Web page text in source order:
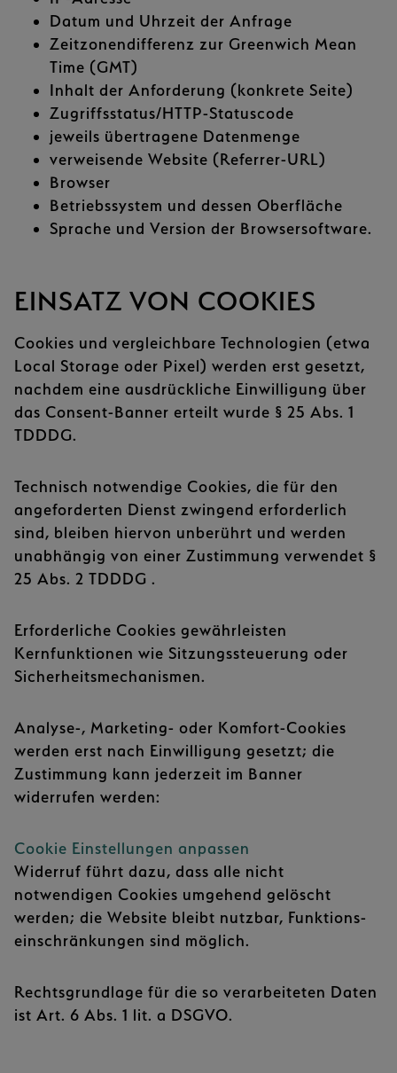
Datum und Uhrzeit der Anfrage
Zeitzonendifferenz zur Greenwich Mean
Time (GMT)
Inhalt der Anforderung (konkrete Seite)
Zugriffsstatus/HTTP-Statuscode
jeweils übertragene Datenmenge
verweisende Website (Referrer-URL)
Browser
Betriebssystem und dessen Oberfläche
Sprache und Version der Browsersoftware.
EINSATZ VON COOKIES
Cookies und vergleichbare Technologien (etwa
Local Storage oder Pixel) werden erst gesetzt,
nachdem eine ausdrückliche Einwilligung über
das Consent-Banner erteilt wurde § 25 Abs. 1
TDDDG.
Technisch notwendige Cookies, die für den
angeforderten Dienst zwingend erforderlich
sind, bleiben hiervon unberührt und werden
unabhängig von einer Zustimmung verwendet §
25 Abs. 2 TDDDG .
Erforderliche Cookies gewährleisten
Kernfunktionen wie Sitzungs­steuerung oder
Sicherheits­mechanismen.
Analyse-, Marketing- oder Komfort-Cookies
werden erst nach Einwilligung gesetzt; die
Zustimmung kann jederzeit im Banner
widerrufen werden:
Cookie Einstellungen anpassen
Widerruf führt dazu, dass alle nicht
notwendigen Cookies umgehend gelöscht
werden; die Website bleibt nutzbar, Funktions­
einschränkungen sind möglich.
Rechtsgrundlage für die so verarbeiteten Daten
ist Art. 6 Abs. 1 lit. a DSGVO.